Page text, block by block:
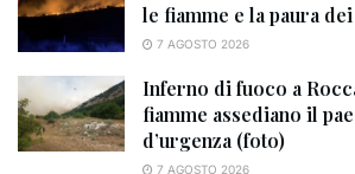
le fiamme e la paura
7 AGOSTO 2026
Inferno di fuoco a
fiamme assediano il
d’urgenza (foto)
7 AGOSTO 2026